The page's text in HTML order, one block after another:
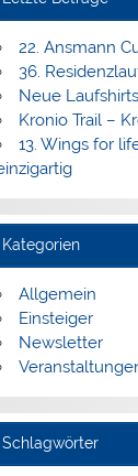
22. Ansmann
36.
Neue
Kronio Trail –
13. Wings for
Kategorien
Allgemein
Einsteiger
Newsletter
Schlagwörter